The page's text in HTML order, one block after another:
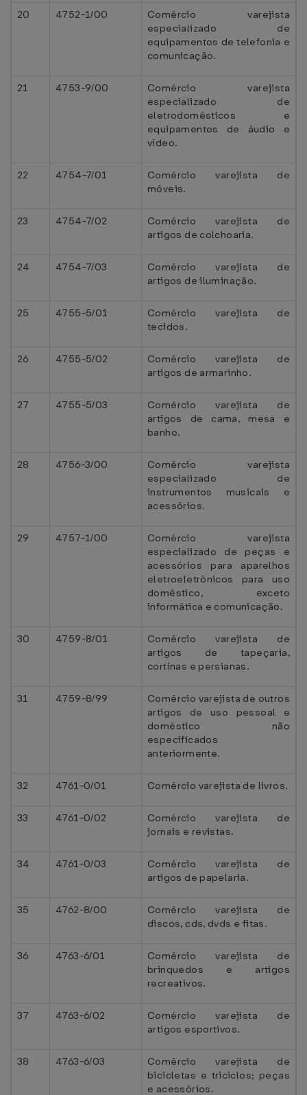
20 4752-1/00
Comércio varejista
especializado de
equipamentos de telefonia e
comunicação.
21 4753-9/00
Comércio varejista
especializado de
eletrodomésticos e
equipamentos de áudio e
vídeo.
22 4754-7/01
Comércio varejista de
móveis.
23 4754-7/02
Comércio varejista de
artigos de colchoaria.
24 4754-7/03
Comércio varejista de
artigos de iluminação.
25 4755-5/01
Comércio varejista de
tecidos.
26 4755-5/02
Comércio varejista de
artigos de armarinho.
27 4755-5/03
Comércio varejista de
artigos de cama, mesa e
banho.
28 4756-3/00
Comércio varejista
especializado de
instrumentos musicais e
acessórios.
29 4757-1/00
Comércio varejista
especializado de peças e
acessórios para aparelhos
eletroeletrônicos para uso
doméstico, exceto
informática e comunicação.
30 4759-8/01
Comércio varejista de
artigos de tapeçaria,
cortinas e persianas.
31 4759-8/99
Comércio varejista de outros
artigos de uso pessoal e
doméstico não
especificados
anteriormente.
32 4761-0/01 Comércio varejista de livros.
33 4761-0/02
Comércio varejista de
jornais e revistas.
34 4761-0/03
Comércio varejista de
artigos de papelaria.
35 4762-8/00
Comércio varejista de
discos, cds, dvds e fitas.
36 4763-6/01
Comércio varejista de
brinquedos e artigos
recreativos.
37 4763-6/02
Comércio varejista de
artigos esportivos.
38 4763-6/03
Comércio varejista de
bicicletas e triciclos; peças
e acessórios.